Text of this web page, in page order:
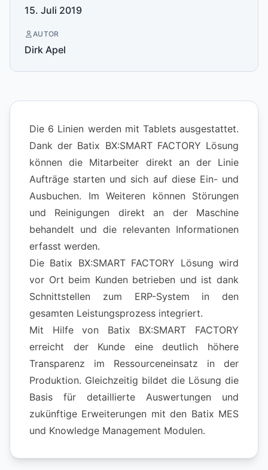
15. Juli 2019
AUTOR
Dirk Apel
Die 6 Linien werden mit Tablets ausgestattet.
Dank der Batix BX:SMART FACTORY Lösung
können die Mitarbeiter direkt an der Linie
Aufträge starten und sich auf diese Ein- und
Ausbuchen. Im Weiteren können Störungen
und Reinigungen direkt an der Maschine
behandelt und die relevanten Informationen
erfasst werden.
Die Batix BX:SMART FACTORY Lösung wird
vor Ort beim Kunden betrieben und ist dank
Schnittstellen zum ERP-System in den
gesamten Leistungsprozess integriert.
Mit Hilfe von Batix BX:SMART FACTORY
erreicht der Kunde eine deutlich höhere
Transparenz im Ressourceneinsatz in der
Produktion. Gleichzeitig bildet die Lösung die
Basis für detaillierte Auswertungen und
zukünftige Erweiterungen mit den Batix MES
und Knowledge Management Modulen.